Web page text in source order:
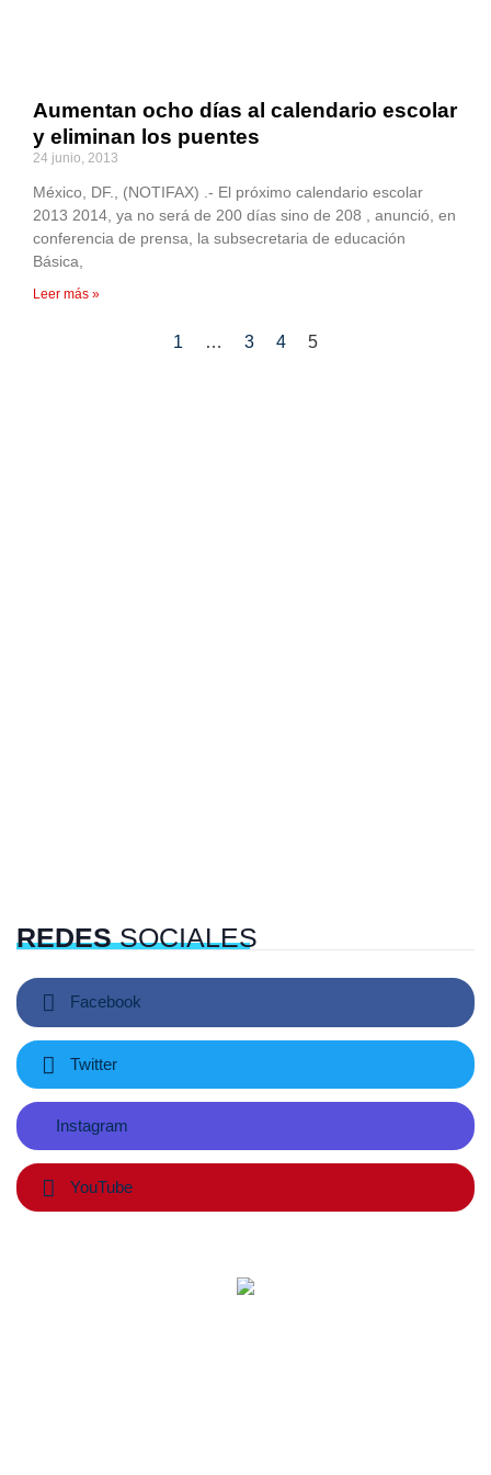
Aumentan ocho días al calendario escolar
y eliminan los puentes
24 junio, 2013
México, DF., (NOTIFAX) .- El próximo calendario escolar
2013 2014, ya no será de 200 días sino de 208 , anunció, en
conferencia de prensa, la subsecretaria de educación
Básica,
Leer más »
1 … 3 4 5
REDESSOCIALES
Facebook
Twitter
Instagram
YouTube